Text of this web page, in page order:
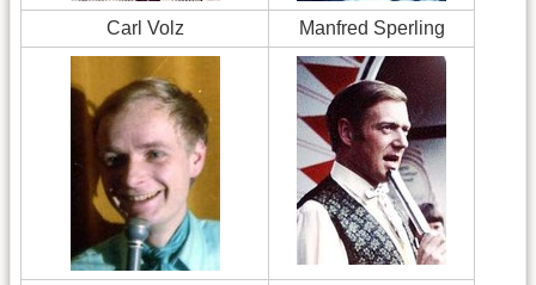
Carl Volz Manfred Sperling